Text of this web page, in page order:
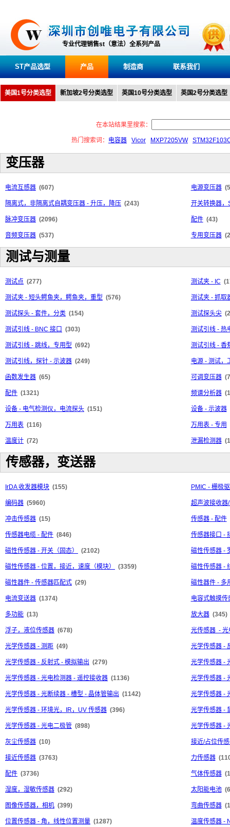
专业代理销售st（意法）全系列产品
ST产品选型 产品 制造商 联系我们
美国1号分类选型 新加坡2号分类选型 英国10号分类选型 英国2号分类选型
在本站结果里搜索：
热门搜索词： 电容器 Vicor MXP7205VW
变压器
电流互感器 (607) 电源变压器
隔离式，非隔离式自耦变压器 - 升压，降压 (243) 开关转换器，
脉冲变压器 (2096) 配件 (43)
音频变压器 (537) 专用变压器
测试与测量
测试点 (277) 测试夹 - IC
测试夹 - 短头鳄鱼夹，鳄鱼夹，重型 (576) 测试夹 - 抓取
测试探头 - 套件，分类 (154) 测试探头尖
测试引线 - BNC 接口 (303) 测试引线 - 热
测试引线 - 跳线，专用型 (692) 测试引线 - 香
测试引线，探针 - 示波器 (249) 电源 - 测试，
函数发生器 (65) 可调变压器
配件 (1321) 频谱分析器
设备 - 电气检测仪，电流探头 (151) 设备 - 示波器
万用表 (116) 万用表 - 专用
温度计 (72) 泄漏检测器
传感器，变送器
IrDA 收发器模块 (155) PMIC - 栅极
编码器 (5960) 超声波接收器
冲击传感器 (15) 传感器 - 配件
传感器电缆 - 配件 (846) 传感器接口 -
磁性传感器 - 开关（固态） (2102) 磁性传感器 -
磁性传感器 - 位置，接近，速度（模块） (3359) 磁性传感器 -
磁性器件 - 传感器匹配式 (29) 磁性器件 - 多
电流变送器 (1374) 电容式触摸传
多功能 (13) 放大器 (345)
浮子，液位传感器 (678) 光传感器 - 光
光学传感器 - 测距 (49) 光学传感器 -
光学传感器 - 反射式 - 模拟输出 (279) 光学传感器 -
光学传感器 - 光电检测器 - 遥控接收器 (1136) 光学传感器 -
光学传感器 - 光断续器 - 槽型 - 晶体管输出 (1142) 光学传感器 -
光学传感器 - 环境光，IR，UV 传感器 (396) 光学传感器 -
光学传感器 - 光电二极管 (898) 光学传感器 -
灰尘传感器 (10) 接近/占位传
接近传感器 (3763) 力传感器
配件 (3736) 气体传感器
湿度，湿敏传感器 (292) 太阳能电池
图像传感器，相机 (399) 弯曲传感器
位置传感器 - 角，线性位置测量 (1287) 温度传感器 -